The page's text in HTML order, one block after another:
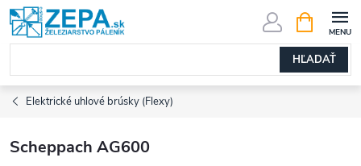
Prejsť
na
obsah
HĽADAŤ
KOŠÍK
Elektrické uhlové brúsky (Flexy)
Scheppach AG600